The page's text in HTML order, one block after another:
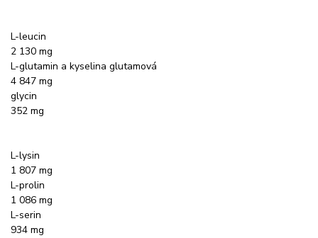
L-leucin
2 130 mg
L-glutamin a kyselina glutamová
4 847 mg
glycin
352 mg
L-lysin
1 807 mg
L-prolin
1 086 mg
L-serin
934 mg